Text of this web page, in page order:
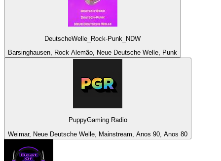
DeutscheWelle_Rock-Punk_NDW
Barsinghausen, Rock Alemão, Neue Deutsche Welle, Punk
PuppyGaming Radio
Weimar, Neue Deutsche Welle, Mainstream, Anos 90, Anos 80